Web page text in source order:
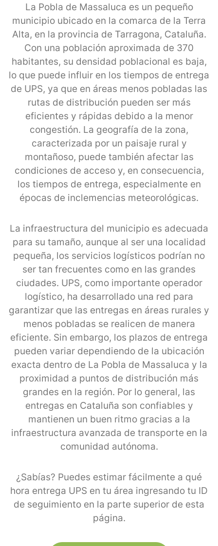
La Pobla de Massaluca es un pequeño
municipio ubicado en la comarca de la Terra
Alta, en la provincia de Tarragona, Cataluña.
Con una población aproximada de 370
habitantes, su densidad poblacional es baja,
lo que puede influir en los tiempos de entrega
de UPS, ya que en áreas menos pobladas las
rutas de distribución pueden ser más
eficientes y rápidas debido a la menor
congestión. La geografía de la zona,
caracterizada por un paisaje rural y
montañoso, puede también afectar las
condiciones de acceso y, en consecuencia,
los tiempos de entrega, especialmente en
épocas de inclemencias meteorológicas.
La infraestructura del municipio es adecuada
para su tamaño, aunque al ser una localidad
pequeña, los servicios logísticos podrían no
ser tan frecuentes como en las grandes
ciudades. UPS, como importante operador
logístico, ha desarrollado una red para
garantizar que las entregas en áreas rurales y
menos pobladas se realicen de manera
eficiente. Sin embargo, los plazos de entrega
pueden variar dependiendo de la ubicación
exacta dentro de La Pobla de Massaluca y la
proximidad a puntos de distribución más
grandes en la región. Por lo general, las
entregas en Cataluña son confiables y
mantienen un buen ritmo gracias a la
infraestructura avanzada de transporte en la
comunidad autónoma.
¿Sabías? Puedes estimar fácilmente a qué
hora entrega UPS en tu área ingresando tu ID
de seguimiento en la parte superior de esta
página.